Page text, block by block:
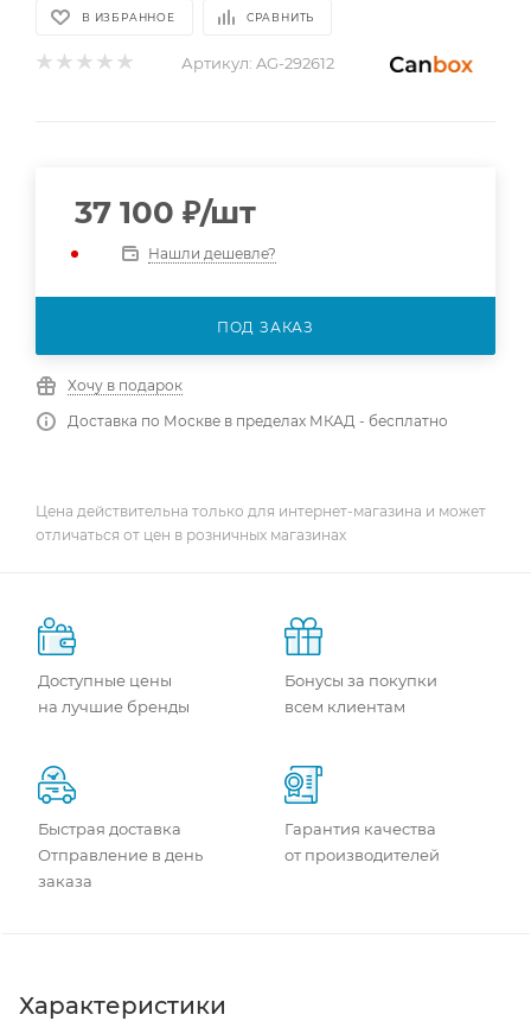
В ИЗБРАННОЕ СРАВНИТЬ
Артикул: AG-292612
37 100 ₽/шт
Нашли дешевле?
ПОД ЗАКАЗ
Хочу в подарок
Доставка по Москве в пределах МКАД - бесплатно
Цена действительна только для интернет-магазина и может
отличаться от цен в розничных магазинах
Доступные цены
на лучшие бренды
Бонусы за покупки
всем клиентам
Быстрая доставка
Отправление в день
заказа
Гарантия качества
от производителей
Характеристики